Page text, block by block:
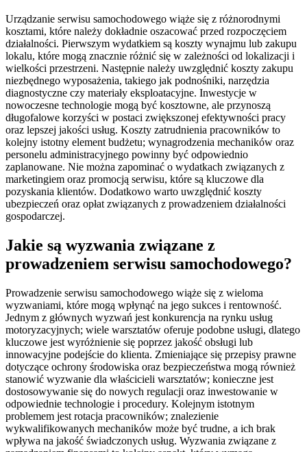
Urządzanie serwisu samochodowego wiąże się z różnorodnymi
kosztami, które należy dokładnie oszacować przed rozpoczęciem
działalności. Pierwszym wydatkiem są koszty wynajmu lub zakupu
lokalu, które mogą znacznie różnić się w zależności od lokalizacji i
wielkości przestrzeni. Następnie należy uwzględnić koszty zakupu
niezbędnego wyposażenia, takiego jak podnośniki, narzędzia
diagnostyczne czy materiały eksploatacyjne. Inwestycje w
nowoczesne technologie mogą być kosztowne, ale przynoszą
długofalowe korzyści w postaci zwiększonej efektywności pracy
oraz lepszej jakości usług. Koszty zatrudnienia pracowników to
kolejny istotny element budżetu; wynagrodzenia mechaników oraz
personelu administracyjnego powinny być odpowiednio
zaplanowane. Nie można zapominać o wydatkach związanych z
marketingiem oraz promocją serwisu, które są kluczowe dla
pozyskania klientów. Dodatkowo warto uwzględnić koszty
ubezpieczeń oraz opłat związanych z prowadzeniem działalności
gospodarczej.
Jakie są wyzwania związane z
prowadzeniem serwisu samochodowego?
Prowadzenie serwisu samochodowego wiąże się z wieloma
wyzwaniami, które mogą wpłynąć na jego sukces i rentowność.
Jednym z głównych wyzwań jest konkurencja na rynku usług
motoryzacyjnych; wiele warsztatów oferuje podobne usługi, dlatego
kluczowe jest wyróżnienie się poprzez jakość obsługi lub
innowacyjne podejście do klienta. Zmieniające się przepisy prawne
dotyczące ochrony środowiska oraz bezpieczeństwa mogą również
stanowić wyzwanie dla właścicieli warsztatów; konieczne jest
dostosowywanie się do nowych regulacji oraz inwestowanie w
odpowiednie technologie i procedury. Kolejnym istotnym
problemem jest rotacja pracowników; znalezienie
wykwalifikowanych mechaników może być trudne, a ich brak
wpływa na jakość świadczonych usług. Wyzwania związane z